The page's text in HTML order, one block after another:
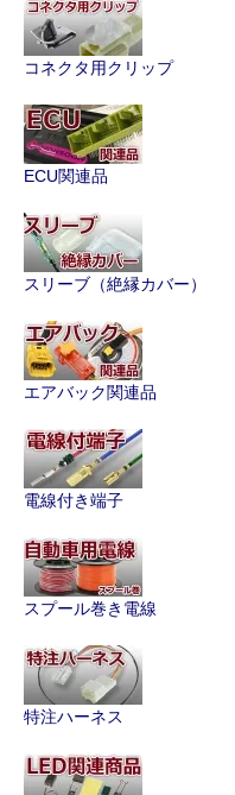
コネクタ用クリップ
ECU関連品
スリーブ（絶縁カバー）
エアバック関連品
電線付き端子
スプール巻き電線
特注ハーネス